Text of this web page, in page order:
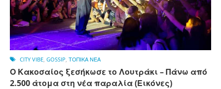
CITY VIBE GOSSIP ΤΟΠΙΚΑ ΝΕΑ
Ο Κακοσαίος ξεσήκωσε το Λουτράκι – Πάνω από
2.500 άτομα στη νέα παραλία (Εικόνες)